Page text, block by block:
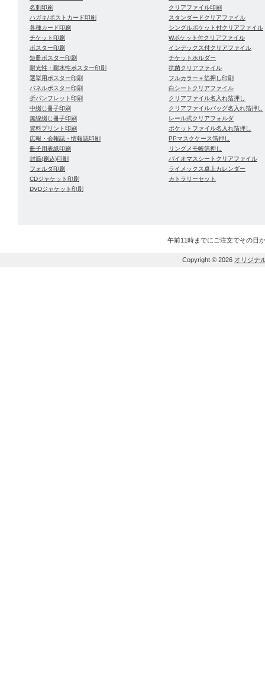
名刺印刷
ハガキ/ポストカード印刷
各種カード印刷
チケット印刷
ポスター印刷
短冊ポスター印刷
耐光性・耐水性ポスター印刷
選挙用ポスター印刷
パネルポスター印刷
折パンフレット印刷
中綴じ冊子印刷
無線綴じ冊子印刷
資料プリント印刷
広報・会報誌・情報誌印刷
冊子用表紙印刷
封筒(刷込)印刷
フォルダ印刷
CDジャケット印刷
DVDジャケット印刷
クリアファイル印刷
スタンダードクリアファイル
シングルポケット付クリアファイル
Wポケット付クリアファイル
インデックス付クリアファイル
チケットホルダー
抗菌クリアファイル
フルカラー＋箔押し印刷
白シートクリアファイル
クリアファイル名入れ箔押し
クリアファイルバッグ名入れ箔押し
レール式クリアフォルダ
ポケットファイル名入れ箔押し
PPマスクケース箔押し
リングメモ帳箔押し
バイオマスシートクリアファイル
ライメックス卓上カレンダー
カトラリーセット
午前11時までにご注文でその日
Copyright © 2026 オリジナ